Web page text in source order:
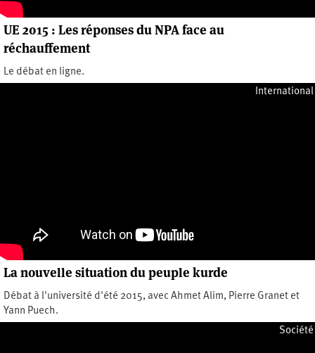
UE 2015 : Les réponses du NPA face au
réchauffement
Le débat en ligne.
Mercredi 18 novembre 2015
International
La nouvelle situation du peuple kurde
Débat à l'université d'été 2015, avec Ahmet Alim, Pierre Granet et
Yann Puech.
Mercredi 14 octobre 2015
Société